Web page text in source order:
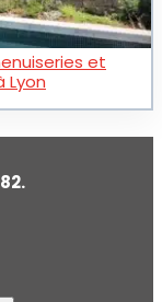
et
Lyon